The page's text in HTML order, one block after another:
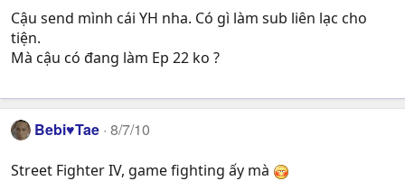
Cậu send mình cái YH nha. Có gì làm sub liên lạc cho
tiện.
Mà cậu có đang làm Ep 22 ko ?
Bebi♥Tae 8/7/10
Street Fighter IV, game fighting ấy mà